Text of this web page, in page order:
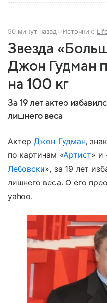
50 минут назад Источник:
Звезда
Джон Гудман
на 100 кг
За 19 лет актер
лишнего веса
АктерДжон Гудман,
по картинам «Артист» и
Лебовски», за 19 лет
лишнего веса. О его
yahoo.